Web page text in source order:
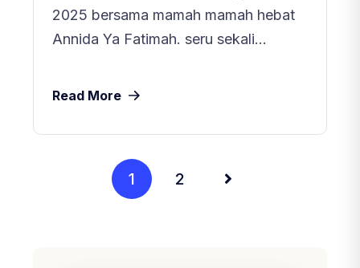
2025 bersama mamah mamah hebat
Annida Ya Fatimah. seru sekali...
Read More
1 2